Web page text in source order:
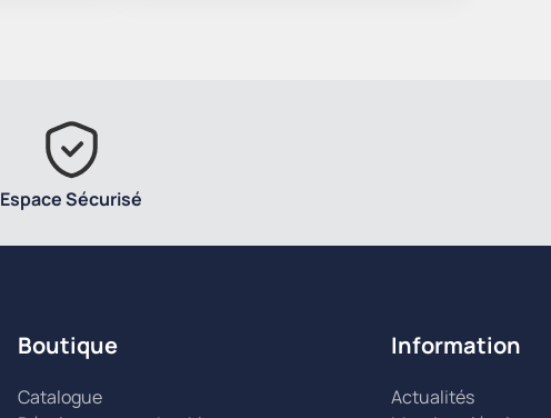
Espace Sécurisé
Boutique
Catalogue
Information
Actualités